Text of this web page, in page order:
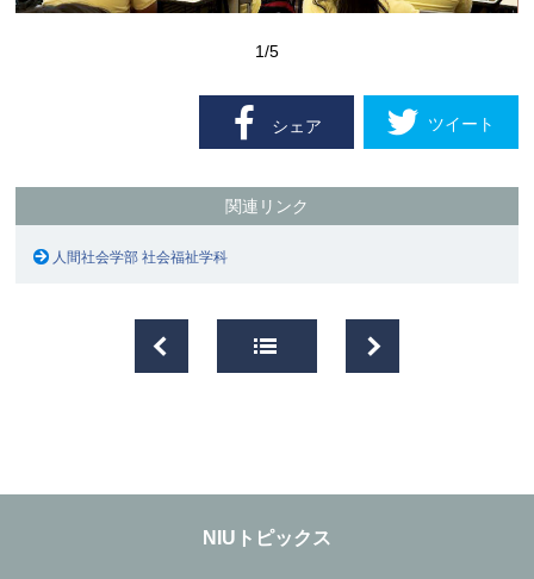
1/5
シェア ツイート
関連リンク
人間社会学部 社会福祉学科
NIUトピックス